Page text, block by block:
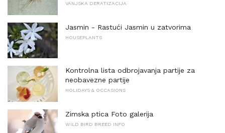
VANJSKA DERATIZACIJA
Jasmin - Rastući Jasmin u zatvorima
HOUSEPLANTS
Kontrolna lista odbrojavanja partije za
neobavezne partije
HOLIDAYS & OCCASIONS
Zimska ptica Foto galerija
WILD BIRD BREED INFO